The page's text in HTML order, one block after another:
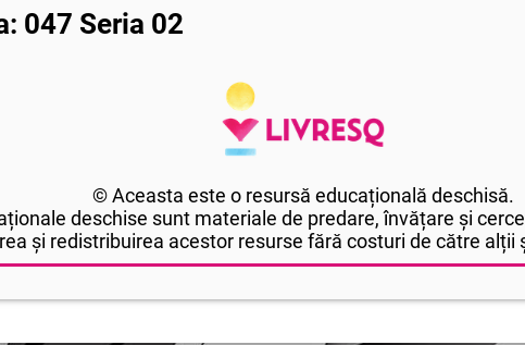
047 Seria 02
© Aceasta este o resursă educațională deschisă.
deschise sunt materiale de predare, învățare și
și redistribuirea acestor resurse fără costuri de către